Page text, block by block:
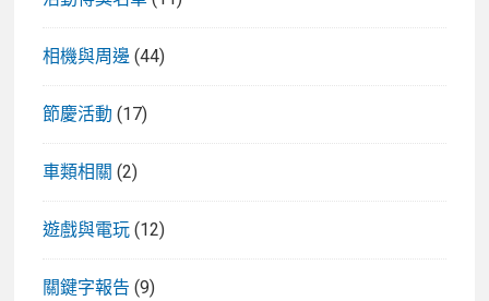
相機與周邊 (44)
節慶活動 (17)
車類相關 (2)
遊戲與電玩 (12)
關鍵字報告 (9)